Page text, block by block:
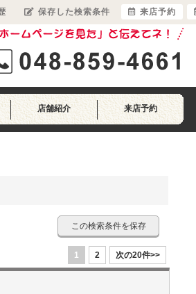
店舗紹介 来店予約
この検索条件を保存
1 2 次の20件>>
保存した検索条件 来店予約